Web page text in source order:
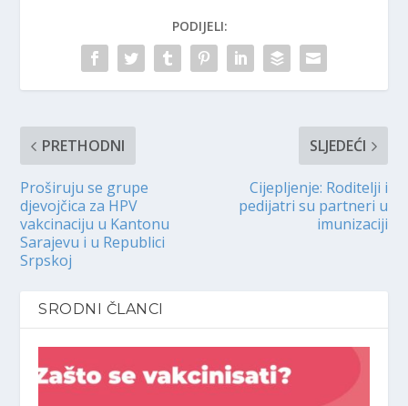
PODIJELI:
PRETHODNI
Proširuju se grupe
djevojčica za HPV
vakcinaciju u Kantonu
Sarajevu i u Republici
Srpskoj
SLJEDEĆI
Cijepljenje: Roditelji i
pedijatri su partneri u
imunizaciji
SRODNI ČLANCI